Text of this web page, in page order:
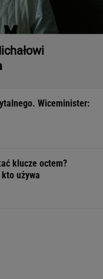
Wiceminister:
klucze octem?
używa